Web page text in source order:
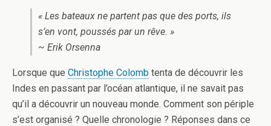
« Les bateaux ne partent pas que des ports, ils
s’en vont, poussés par un rêve. »
~ Erik Orsenna
Lorsque que Christophe Colomb tenta de découvrir les
Indes en passant par l’océan atlantique, il ne savait pas
qu’il a découvrir un nouveau monde. Comment son périple
s’est organisé ? Quelle chronologie ? Réponses dans ce